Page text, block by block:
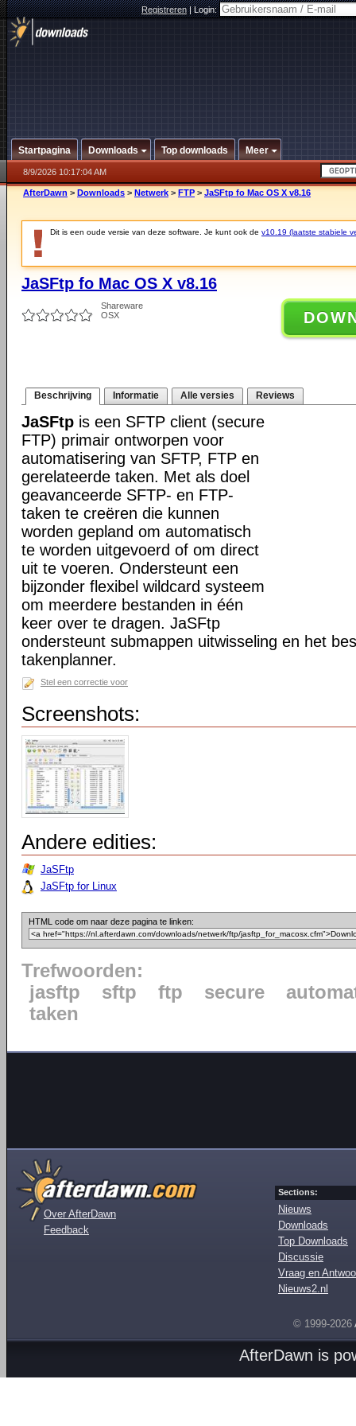
Registreren|Login:
Startpagina Downloads Top downloads Meer
8/9/2026 10:17:04 AM
AfterDawn > Downloads > Netwerk > FTP > JaSFtp fo Mac OS X v8.16
Dit is een oude versie van deze software. Je kunt ook de v10.19 (laatste stabiele
JaSFtp fo Mac OS X v8.16
Shareware
OSX
Beschrijving Informatie Alle versies Reviews
JaSFtp is een SFTP client (secure
FTP) primair ontworpen voor
automatisering van SFTP, FTP en
gerelateerde taken. Met als doel
geavanceerde SFTP- en FTP-
taken te creëren die kunnen
worden gepland om automatisch
te worden uitgevoerd of om direct
uit te voeren. Ondersteunt een
bijzonder flexibel wildcard systeem
om meerdere bestanden in één
keer over te dragen. JaSFtp
ondersteunt submappen uitwisseling en het
takenplanner.
Stel een correctie voor
Screenshots:
Andere edities:
JaSFtp
JaSFtp for Linux
HTML code om naar deze pagina te linken:
Trefwoorden:
jasftp
sftp ftp secure
taken
Over AfterDawn
Feedback
Sections:
Nieuws
Downloads
Top Downloads
Discussie
Vraag en
Nieuws2.nl
© 1999-2026
AfterDawn is